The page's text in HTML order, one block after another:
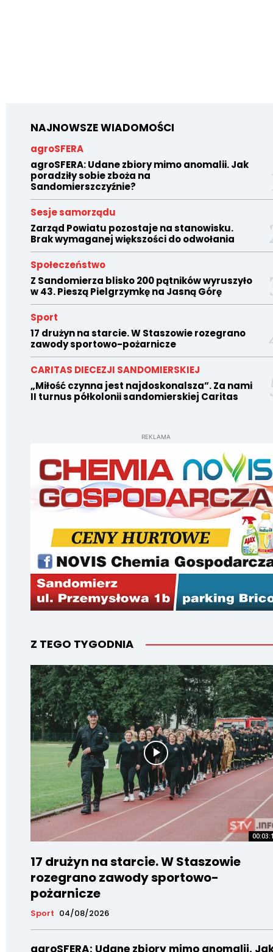
NAJNOWSZE WIADOMOŚCI
agroSFERA
agroSFERA: Udane zbiory mimo anomalii. Jak
poradziły sobie zboża na
Sandomierszczyźnie?
Sesje samorządu
Zarząd Powiatu pozostaje na stanowisku.
Brak wymaganej większości do odwołania
Społeczeństwo
Z Sandomierza blisko 200 pątników wyruszyło
w 43. Pieszą Pielgrzymkę na Jasną Górę
Sport
17 drużyn na starcie. W Staszowie rozegrano
zawody sportowo-pożarnicze
CARITAS DIECEZJI SANDOMIERSKIEJ
„Miłość czynna jest najdoskonalsza”. Za nami
II turnus półkolonii sandomierskiej Caritas
REKLAMA
Z TEGO TYGODNIA
17 drużyn na starcie. W Staszowie
rozegrano zawody sportowo-
pożarnicze
Sport 04/08/2026
agroSFERA: Udane zbiory mimo anomalii.